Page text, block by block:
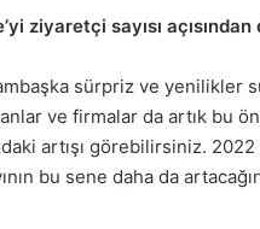
ziyaretçi sayısı
sürpriz ve yenilikler
ve firmalar da artık bu
artışı görebilirsiniz.
bu sene daha da